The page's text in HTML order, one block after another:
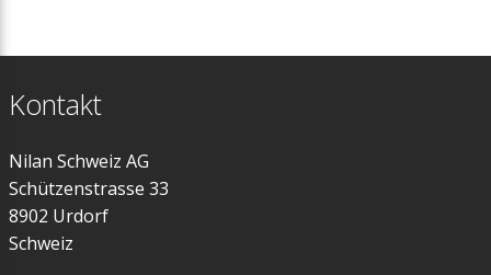
Kontakt
Nilan Schweiz AG
Schützenstrasse 33
8902 Urdorf
Schweiz